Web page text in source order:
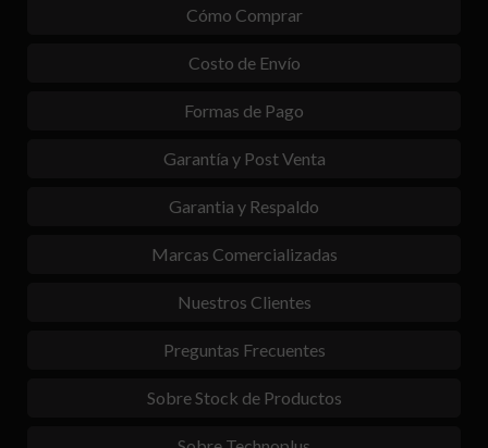
Cómo Comprar
Costo de Envío
Formas de Pago
Garantía y Post Venta
Garantia y Respaldo
Marcas Comercializadas
Nuestros Clientes
Preguntas Frecuentes
Sobre Stock de Productos